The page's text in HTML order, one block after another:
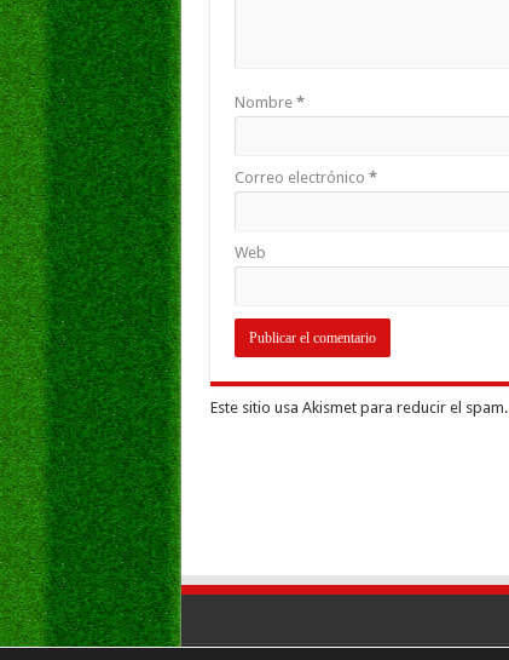
Nombre *
Correo electrónico *
Web
Este sitio usa Akismet para reducir el spam.